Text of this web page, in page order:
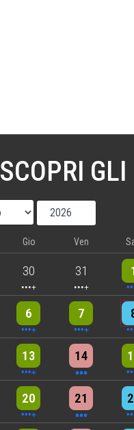
SCOPRI
Anno
Gio Ven
30
5 events 31
5 events 9
6
6 events 7
5 events 7
13
9 events 14
3 events 7
20
6 events 21
3 events 4